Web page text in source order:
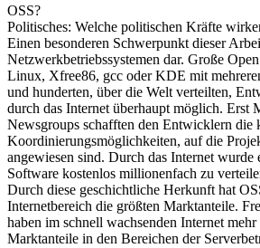
Wirtschaftliches: Welche Geschäftsmodelle
einen Vorteil ziehen? Welche
OSS?
Politisches: Welche politischen Kräfte
Einen besonderen Schwerpunkt dieser
Netzwerkbetriebssystemen dar. Große
Linux, Xfree86, gcc oder KDE mit
und hunderten, über die Welt verteilten,
durch das Internet überhaupt möglich. Erst
Newsgroups schafften den Entwicklern die
Koordinierungsmöglichkeiten, auf die
angewiesen sind. Durch das Internet wurde
Software kostenlos millionenfach zu
Durch diese geschichtliche Herkunft hat
Internetbereich die größten Marktanteile.